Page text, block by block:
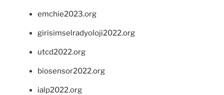
emchie2023.org
girisimselradyoloji2022.org
utcd2022.org
biosensor2022.org
ialp2022.org